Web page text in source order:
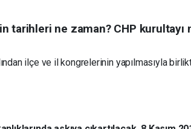
tarihleri ne zaman? CHP kurultayı
ilçe ve il kongrelerinin yapılmasıyla